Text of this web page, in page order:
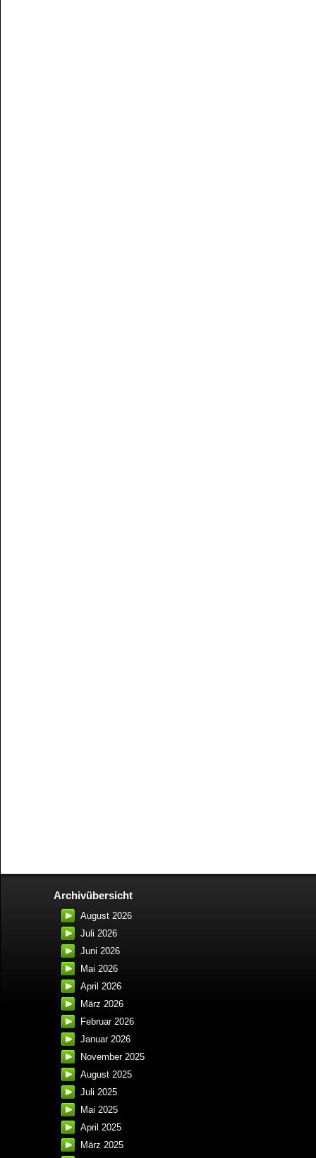
Archivübersicht
August 2026
Juli 2026
Juni 2026
Mai 2026
April 2026
März 2026
Februar 2026
Januar 2026
November 2025
August 2025
Juli 2025
Mai 2025
April 2025
März 2025